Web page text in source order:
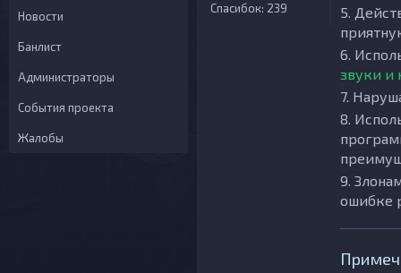
Новости
Банлист
Администраторы
События проекта
Жалобы
Спасибок: 239
5.
6.
звуки и
7.
8.
9.
ошибке